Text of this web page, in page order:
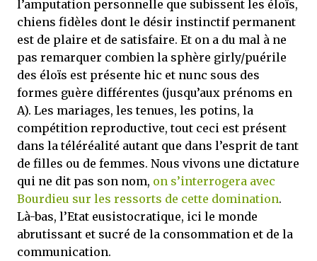
l’amputation personnelle que subissent les éloïs,
chiens fidèles dont le désir instinctif permanent
est de plaire et de satisfaire. Et on a du mal à ne
pas remarquer combien la sphère girly/puérile
des éloïs est présente hic et nunc sous des
formes guère différentes (jusqu’aux prénoms en
A). Les mariages, les tenues, les potins, la
compétition reproductive, tout ceci est présent
dans la téléréalité autant que dans l’esprit de tant
de filles ou de femmes. Nous vivons une dictature
qui ne dit pas son nom, on s’interrogera avec
Bourdieu sur les ressorts de cette domination.
Là-bas, l’Etat eusistocratique, ici le monde
abrutissant et sucré de la consommation et de la
communication.